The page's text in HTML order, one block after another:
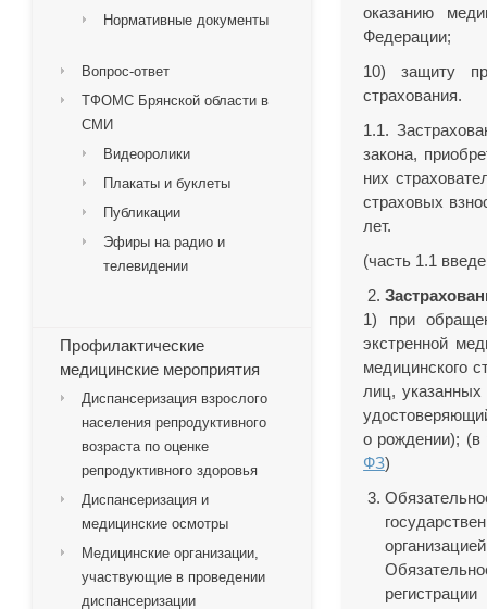
Нормативные документы
Вопрос-ответ
ТФОМС Брянской области в
СМИ
Видеоролики
Плакаты и буклеты
Публикации
Эфиры на радио и
телевидении
Профилактические
медицинские мероприятия
Диспансеризация взрослого
населения репродуктивного
возраста по оценке
репродуктивного здоровья
Диспансеризация и
медицинские осмотры
Медицинские организации,
участвующие в проведении
диспансеризации
оказанию
Федерации;
10) защиту
страхования.
1.1.
закона,
них
страховых
лет.
(часть 1.1
1) при
экстренной
медицинского
лиц,
о рождении); (в
ФЗ)